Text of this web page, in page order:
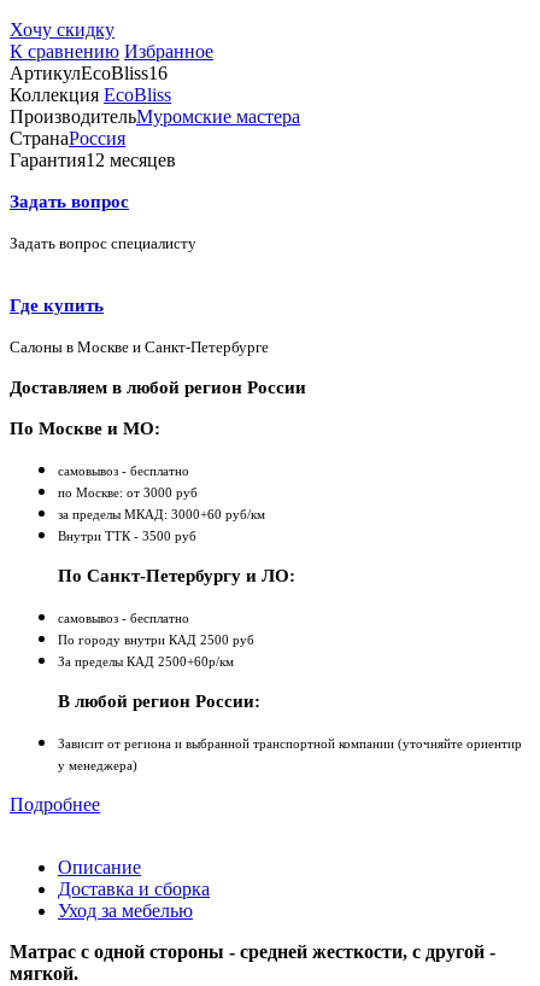
Хочу скидку
К сравнению Избранное
АртикулEcoBliss16
Коллекция EcoBliss
ПроизводительМуромские мастера
СтранаРоссия
Гарантия12 месяцев
Задать вопрос
Задать вопрос специалисту
Где купить
Салоны в Москве и Санкт-Петербурге
Доставляем в любой регион России
По Москве и МО:
самовывоз - бесплатно
по Москве: от 3000 руб
за пределы МКАД: 3000+60 руб/км
Внутри ТТК - 3500 руб
По Санкт-Петербургу и ЛО:
самовывоз - бесплатно
По городу внутри КАД 2500 руб
За пределы КАД 2500+60р/км
В любой регион России:
Зависит от региона и выбранной транспортной компании (уточняйте ориентир
у менеджера)
Подробнее
Описание
Доставка и сборка
Уход за мебелью
Матрас с одной стороны - средней жесткости, с другой -
мягкой.